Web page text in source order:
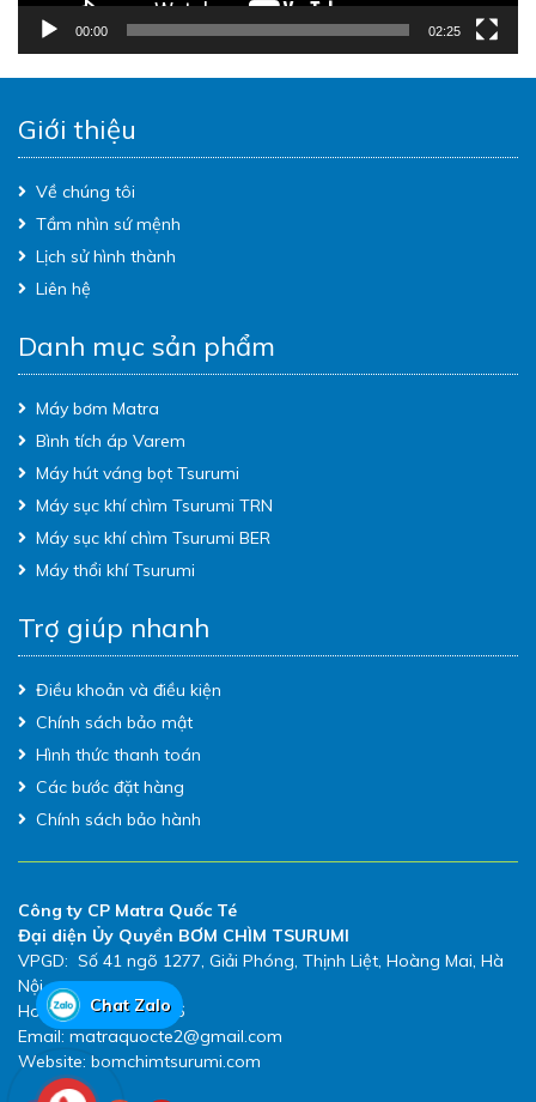
00:00 02:25
Giới thiệu
Về chúng tôi
Tầm nhìn sứ mệnh
Lịch sử hình thành
Liên hệ
Danh mục sản phẩm
Máy bơm Matra
Bình tích áp Varem
Máy hút váng bọt Tsurumi
Máy sục khí chìm Tsurumi TRN
Máy sục khí chìm Tsurumi BER
Máy thổi khí Tsurumi
Trợ giúp nhanh
Điều khoản và điều kiện
Chính sách bảo mật
Hình thức thanh toán
Các bước đặt hàng
Chính sách bảo hành
Công ty CP Matra Quốc Té
Đại diện Ủy Quyền BƠM CHÌM TSURUMI
VPGD: Số 41 ngõ 1277, Giải Phóng, Thịnh Liệt, Hoàng Mai, Hà
Nội
Hotline: 0983.480.896
Email: matraquocte2@gmail.com
Website: bomchimtsurumi.com
Chat Zalo